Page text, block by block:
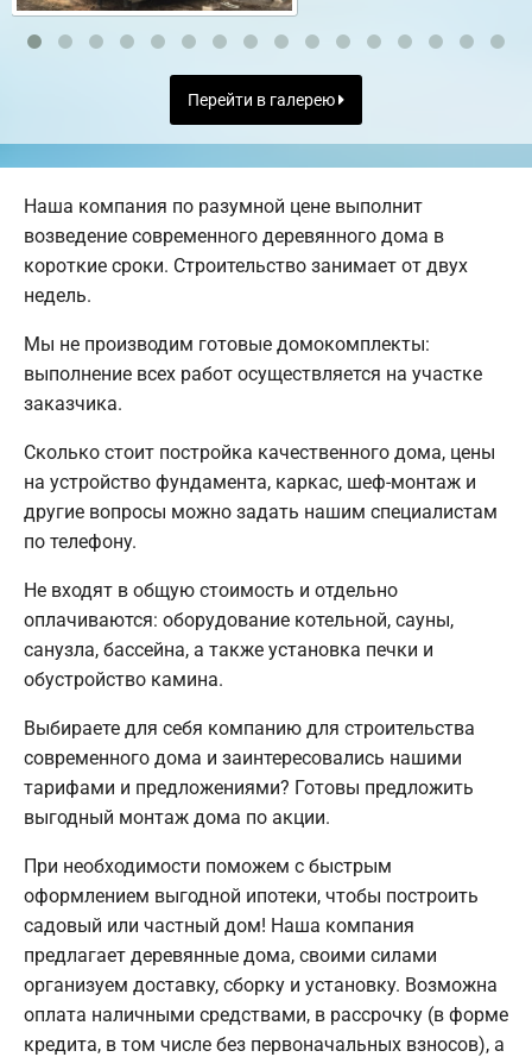
Перейти в галерею
Наша компания по разумной цене выполнит
возведение современного деревянного дома в
короткие сроки. Строительство занимает от двух
недель.
Мы не производим готовые домокомплекты:
выполнение всех работ осуществляется на участке
заказчика.
Сколько стоит постройка качественного дома, цены
на устройство фундамента, каркас, шеф-монтаж и
другие вопросы можно задать нашим специалистам
по телефону.
Не входят в общую стоимость и отдельно
оплачиваются: оборудование котельной, сауны,
санузла, бассейна, а также установка печки и
обустройство камина.
Выбираете для себя компанию для строительства
современного дома и заинтересовались нашими
тарифами и предложениями? Готовы предложить
выгодный монтаж дома по акции.
При необходимости поможем с быстрым
оформлением выгодной ипотеки, чтобы построить
садовый или частный дом! Наша компания
предлагает деревянные дома, своими силами
организуем доставку, сборку и установку. Возможна
оплата наличными средствами, в рассрочку (в форме
кредита, в том числе без первоначальных взносов), а